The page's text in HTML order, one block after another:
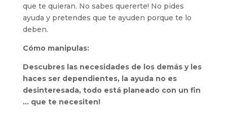
que te quieran. No sabes quererte! No pides
ayuda y pretendes que te ayuden porque te lo
deben.
Cómo manipulas:
Descubres las necesidades de los demás y les
haces ser dependientes, la ayuda no es
desinteresada, todo está planeado con un fin
… que te necesiten!